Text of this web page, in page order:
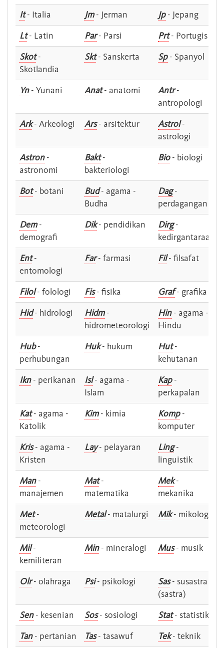
It- Italia Jm- Jerman Jp- Jepang
Lt- Latin Par- Parsi Prt- Portugis
Skot-
Skotlandia
Skt- Sanskerta Sp- Spanyol
Yn- Yunani Anat- anatomi Antr-
antropologi
Ark- Arkeologi Ars- arsitektur Astrol-
astrologi
Astron-
astronomi
Bakt-
bakteriologi
Bio- biologi
Bot- botani Bud- agama -
Budha
Dag-
perdagangan
Dem-
demografi
Dik- pendidikan Dirg-
kedirgantaraan
Ent-
entomologi
Far- farmasi Fil- filsafat
Filol- folologi Fis- fisika Graf- grafika
Hid- hidrologi Hidm-
hidrometeorologi
Hin- agama -
Hindu
Hub-
perhubungan
Huk- hukum Hut-
kehutanan
Ikn- perikanan Isl- agama -
Islam
Kap-
perkapalan
Kat- agama -
Katolik
Kim- kimia Komp-
komputer
Kris- agama -
Kristen
Lay- pelayaran Ling-
linguistik
Man-
manajemen
Mat-
matematika
Mek-
mekanika
Met-
meteorologi
Metal- matalurgi Mik- mikologi
Mil-
kemiliteran
Min- mineralogi Mus- musik
Olr- olahraga Psi- psikologi Sas- susastra -
(sastra)
Sen- kesenian Sos- sosiologi Stat- statistik
Tan- pertanian Tas- tasawuf Tek- teknik